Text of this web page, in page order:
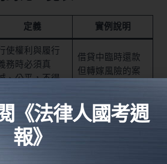
定義 實例說明
使權利與履行
務時必須真
、公平，不得
借貸中臨時還款
但轉嫁風險的案
護人民對公權
力行使結果所產
生的合理信賴，
《法律人國考週
報》